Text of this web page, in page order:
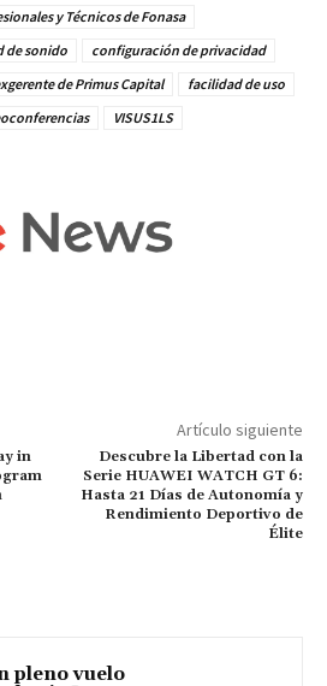
y Técnicos de Fonasa
de sonido
configuración de privacidad
de Primus Capital
facilidad de uso
VISUS1LS
in
Artículo siguiente
Descubre la Libertad con la
Serie HUAWEI WATCH GT 6:
Hasta 21 Días de Autonomía y
Rendimiento Deportivo de
Élite
pleno vuelo